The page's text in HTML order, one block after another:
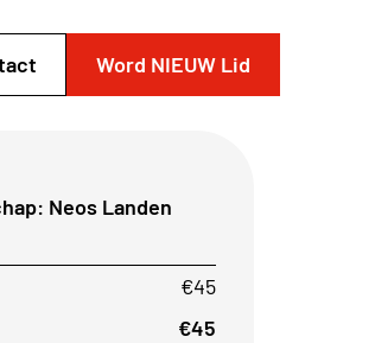
Word NIEUW Lid
Neos Landen
€45
€45